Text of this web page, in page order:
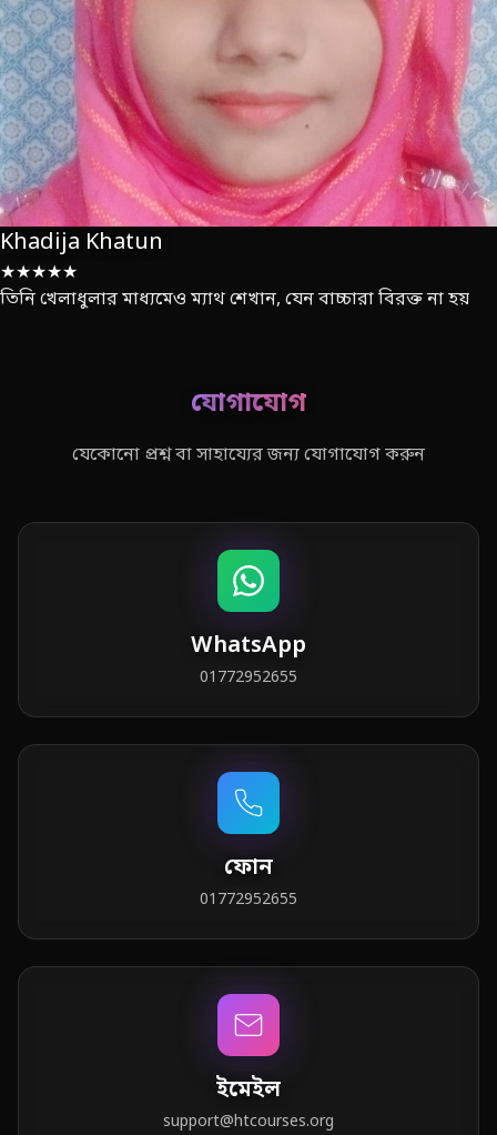
Khadija Khatun
★★★★★
তিনি খেলাধুলার মাধ্যমেও ম্যাথ শেখান, যেন বাচ্চারা বিরক্ত না হয়
যোগাযোগ
যেকোনো প্রশ্ন বা সাহায্যের জন্য যোগাযোগ করুন
WhatsApp
01772952655
ফোন
01772952655
ইমেইল
support@htcourses.org